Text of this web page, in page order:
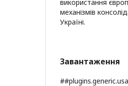
використання
механізмів
Україні.
Завантаження